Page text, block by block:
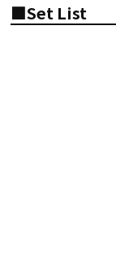
■Set List